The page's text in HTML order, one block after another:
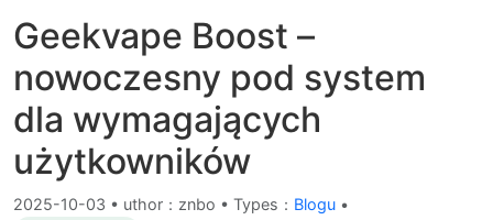
Geekvape Boost –
nowoczesny pod system
dla wymagających
użytkowników
2025-10-03 • uthor：znbo • Types： Blogu •